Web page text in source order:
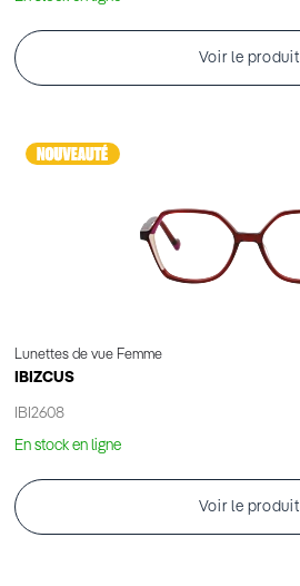
Voir le produit
Lunettes de vue Femme
IBIZCUS
IBI2608
En stock en ligne
Voir le produit